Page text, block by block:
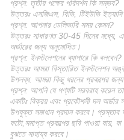
প্রশ্ন: তৃতীয় পক্ষের পরিদর্শন কি সম্ভব?
উত্তরঃ এসজিএস, বিভি, টিইউভি
প্রশ্ন: আপনার ডেলিভারি সময় কেমন?
উত্তরঃ সাধারণত 30-45 দিনের মধ্যে,
অর্ডারের জন্য অনুমোদিত।
প্রশ্ন: ইনস্টলেশনের ব্যাপারে কি বলবেন?
উত্তরঃ আমরা বিস্তারিত ইনস্টলেশন
উপলব্ধ. আমরা কিছু ধরনের প্রকল্পের
প্রশ্ন: আপনি যে পণ্যটি সরবরাহ করেন
একটিঃ বিক্রয় এবং প্রকৌশলী দল
উপযুক্ত সমাধান প্রদান করবে।
ফটো,সমাপ্ত প্রকল্পের ছবি পাওয়া যায়,
বুঝতে সাহায্য করবে।